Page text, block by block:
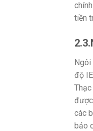
tiền
Ngôi
độ
Thạc
các
bảo